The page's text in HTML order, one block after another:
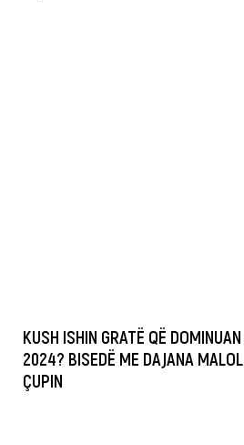
KUSH ISHIN GRATË QË
2024? BISEDË ME DAJANA
ÇUPIN